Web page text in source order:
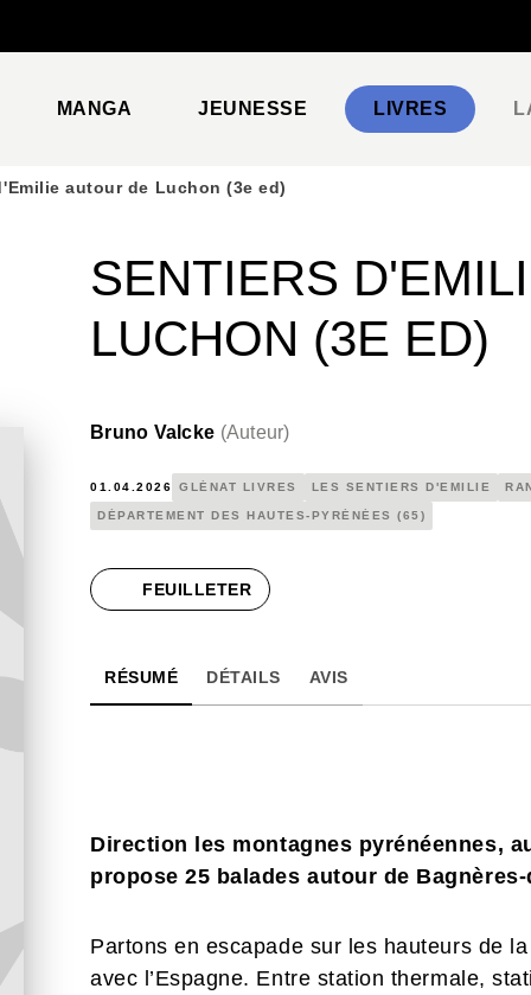
MANGA JEUNESSE LIVRES
autour de Luchon (3e ed)
SENTIERS
LUCHON (3E ED)
Bruno Valcke (Auteur)
01.04.2026 GLÉNAT LIVRES LES SENTIERS D'EMILIE
DÉPARTEMENT DES HAUTES-PYRÉNÉES (65)
FEUILLETER
RÉSUMÉ DÉTAILS AVIS
Direction les montagnes pyrénéennes,
propose 25 balades autour de
Partons en escapade sur les hauteurs de
avec l’Espagne. Entre station thermale,